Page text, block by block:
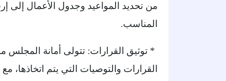
من تحديد المواعيد وجدول الأعمال إلى
المناسب.
* توثيق القرارات: تتولى أمانة
القرارات والتوصيات التي يتم